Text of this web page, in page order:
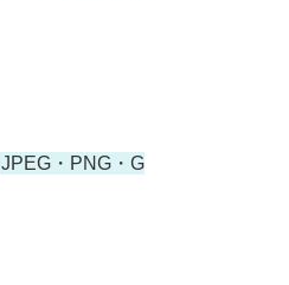
JPEG・PNG・G